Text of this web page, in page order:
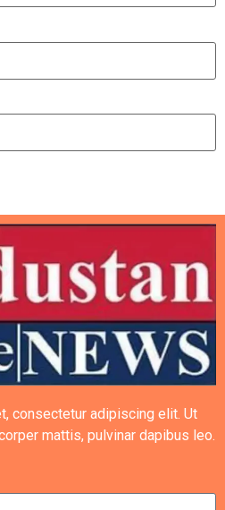
consectetur adipiscing elit. Ut
mattis, pulvinar dapibus leo.